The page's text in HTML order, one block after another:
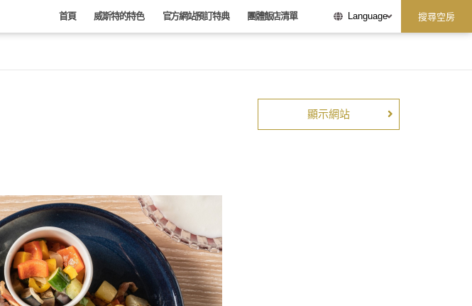
首頁 威斯特的特色 官方網站預訂特典 團體飯店清單 Language 搜尋空房
顯示網站